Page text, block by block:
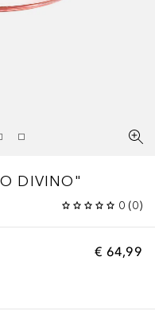
DIVINO"
0 (0)
€ 64,99